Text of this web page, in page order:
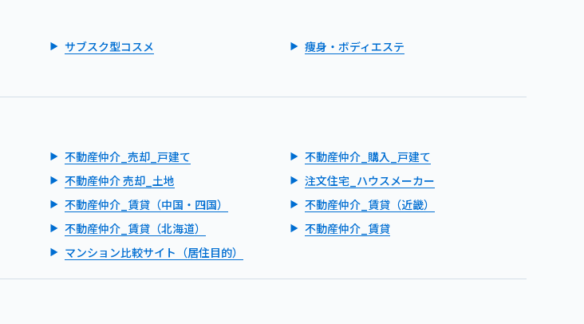
サブスク型コスメ
痩身・ボディエステ
不動産仲介_売却_戸建て
不動産仲介_購入_戸建て
不動産仲介 売却_土地
注文住宅_ハウスメーカー
不動産仲介_賃貸（中国・四国）
不動産仲介_賃貸（近畿）
不動産仲介_賃貸（北海道）
不動産仲介_賃貸
マンション比較サイト（居住目的）